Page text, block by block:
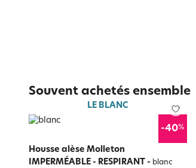
Souvent achetés ensemble
LE BLANC
-40%
Housse alèse Molleton
IMPERMÉABLE - RESPIRANT - blanc